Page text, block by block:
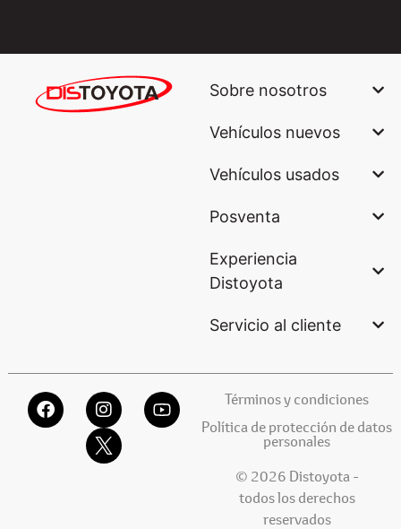
Sobre nosotros
Vehículos nuevos
Vehículos usados
Posventa
Experiencia
Distoyota
Servicio al cliente
Términos y condiciones
Política de protección de datos
personales
© 2026 Distoyota -
todos los derechos
reservados